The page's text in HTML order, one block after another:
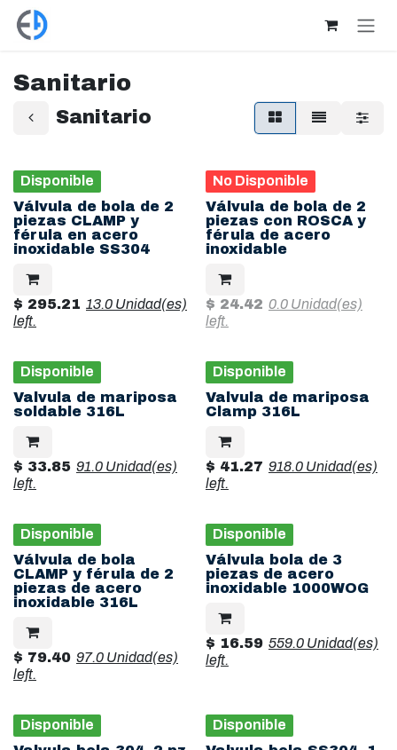
Ir al contenido
Sanitario
Sanitario
Disponible
Válvula de bola de 2
piezas CLAMP y
férula en acero
inoxidable SS304
$ 295.21 13.0 Unidad(es)
left.
No Disponible
Válvula de bola de 2
piezas con ROSCA y
férula de acero
inoxidable
$ 24.42 0.0 Unidad(es)
left.
Disponible
Valvula de mariposa
soldable 316L
$ 33.85 91.0 Unidad(es)
left.
Disponible
Valvula de mariposa
Clamp 316L
$ 41.27 918.0 Unidad(es)
left.
Disponible
Válvula de bola
CLAMP y férula de 2
piezas de acero
inoxidable 316L
$ 79.40 97.0 Unidad(es)
left.
Disponible
Válvula bola de 3
piezas de acero
inoxidable 1000WOG
$ 16.59 559.0 Unidad(es)
left.
Disponible
Disponible